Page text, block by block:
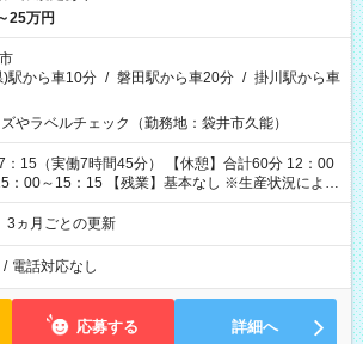
25万円
駅から車10分 / 磐田駅から車20分 / 掛川駅から車
やラベルチェック（勤務地：袋井市久能）
働7時間45分） 【休憩】合計60分 12：00
【残業】基本なし ※生産状況によ
程度発生する可能性あり
ヵ月ごとの更新
/ 電話対応なし
応募する 詳細へ